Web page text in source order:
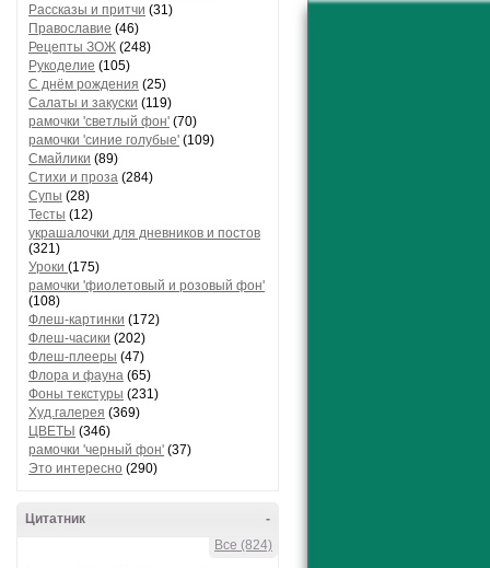
Рассказы и притчи (31)
Православие (46)
Рецепты ЗОЖ (248)
Рукоделие (105)
С днём рождения (25)
Салаты и закуски (119)
рамочки 'светлый фон' (70)
рамочки 'синие голубые' (109)
Смайлики (89)
Стихи и проза (284)
Супы (28)
Тесты (12)
украшалочки для дневников и постов
(321)
Уроки (175)
рамочки 'фиолетовый и розовый фон'
(108)
Флеш-картинки (172)
Флеш-часики (202)
Флеш-плееры (47)
Флора и фауна (65)
Фоны текстуры (231)
Худ.галерея (369)
ЦВЕТЫ (346)
рамочки 'черный фон' (37)
Это интересно (290)
-
Цитатник
Все (824)